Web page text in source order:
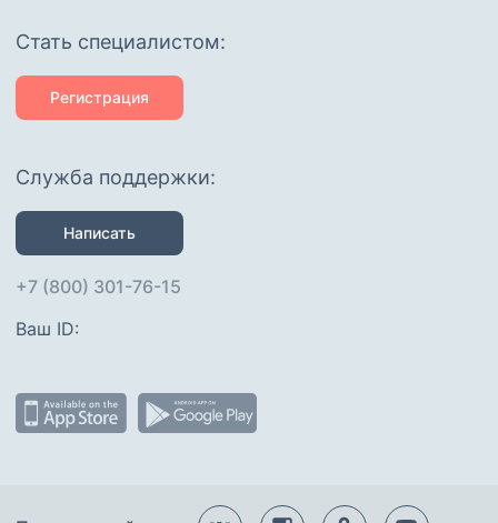
Cтать специалистом:
Регистрация
Служба поддержки:
Написать
+7 (800) 301-76-15
Ваш ID: